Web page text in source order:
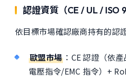
認證資質（CE / UL / ISO
依目標市場確認廠商持有的認
歐盟市場 ：CE 認證（依
電壓指令/EMC 指令）+